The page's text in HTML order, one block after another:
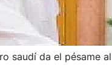
saudí da el pésame